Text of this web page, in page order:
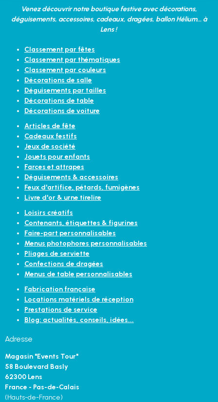
Venez découvrir notre boutique festive avec décorations,
déguisements, accessoires, cadeaux, dragées, ballon Hélium... à
Lens !
Classement par fêtes
Classement par thématiques
Classement par couleurs
Décorations de salle
Déguisements par tailles
Décorations de table
Décorations de voiture
Articles de fête
Cadeaux festifs
Jeux de société
Jouets pour enfants
Farces et attrapes
Déguisements & accessoires
Feux d'artifice, pétards, fumigènes
Livre d'or & urne tirelire
Loisirs créatifs
Contenants, étiquettes & figurines
Faire-part personnalisables
Menus photophores personnalisables
Pliages de serviette
Confections de dragées
Menus de table personnalisables
Fabrication française
Locations matériels de réception
Prestations de service
Blog: actualités, conseils, idées...
Adresse
Magasin "Events Tour"
58 Boulevard Basly
62300 Lens
France - Pas-de-Calais
(Hauts-de-France)